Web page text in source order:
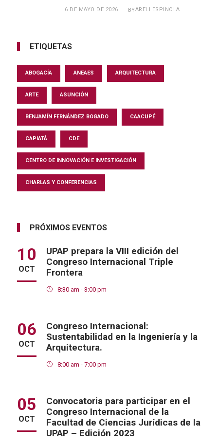
6 DE MAYO DE 2026 BYARELI ESPINOLA
ETIQUETAS
ABOGACÍA ANEAES ARQUITECTURA
ARTE ASUNCIÓN
BENJAMÍN FERNÁNDEZ BOGADO CAACUPÉ
CAPIATÁ CDE
CENTRO DE INNOVACIÓN E INVESTIGACIÓN
CHARLAS Y CONFERENCIAS
PRÓXIMOS EVENTOS
10
OCT
UPAP prepara la VIII edición del
Congreso Internacional Triple
Frontera
8:30 am - 3:00 pm
06
OCT
Congreso Internacional:
Sustentabilidad en la Ingeniería y la
Arquitectura.
8:00 am - 7:00 pm
05
OCT
Convocatoria para participar en el
Congreso Internacional de la
Facultad de Ciencias Jurídicas de la
UPAP – Edición 2023